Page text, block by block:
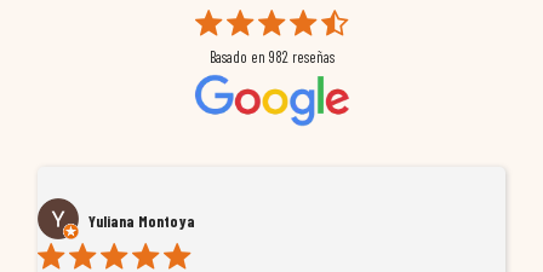
Basado en 982 reseñas
Yuliana Montoya